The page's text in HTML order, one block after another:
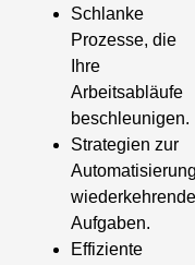
Schlanke
Prozesse, die
Ihre
Arbeitsabläufe
beschleunigen.
Strategien zur
Automatisierung
Aufgaben.
Effiziente